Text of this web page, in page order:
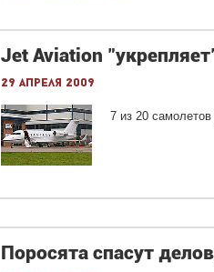
Jet Aviation
29 апреля 2009
7 из 20
Поросята спасут